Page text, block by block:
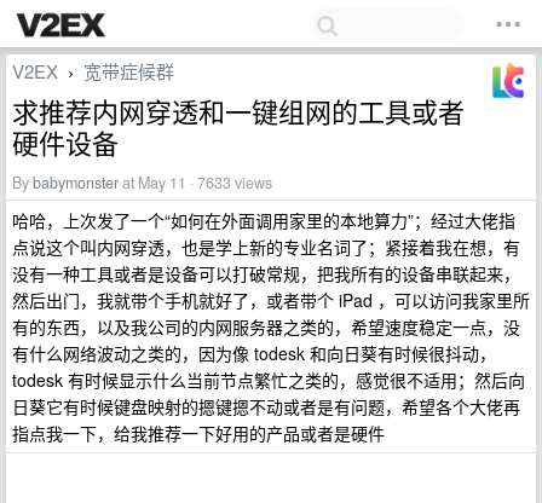
V2EX › 宽带症候群
求推荐内网穿透和一键组网的工具或者
硬件设备
Bybabymonsterat May 11 · 7633 views
哈哈，上次发了一个“如何在外面调用家里的本地算力”；经过大佬指
点说这个叫内网穿透，也是学上新的专业名词了；紧接着我在想，有
没有一种工具或者是设备可以打破常规，把我所有的设备串联起来，
然后出门，我就带个手机就好了，或者带个 iPad ，可以访问我家里所
有的东西，以及我公司的内网服务器之类的，希望速度稳定一点，没
有什么网络波动之类的，因为像 todesk 和向日葵有时候很抖动，
todesk 有时候显示什么当前节点繁忙之类的，感觉很不适用；然后向
日葵它有时候键盘映射的摁键摁不动或者是有问题，希望各个大佬再
指点我一下，给我推荐一下好用的产品或者是硬件